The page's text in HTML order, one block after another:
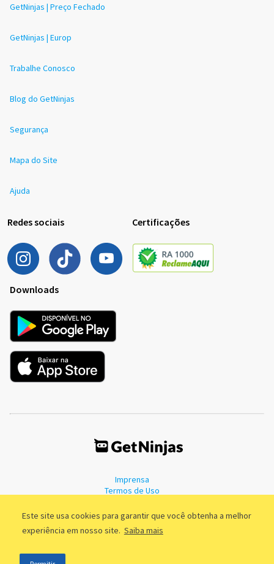
Este site usa cookies para garantir que você obtenha a melhor
experiência em nosso site. Saiba mais
GetNinjas | Preço Fechado
GetNinjas | Europ
Trabalhe Conosco
Blog do GetNinjas
Segurança
Mapa do Site
Ajuda
Redes sociais Certificações
Downloads
Imprensa
Termos de Uso
©2011 - 2026, GetNinjas LTDA. CNPJ 55.744.877/0001-89 - Rua Dr.